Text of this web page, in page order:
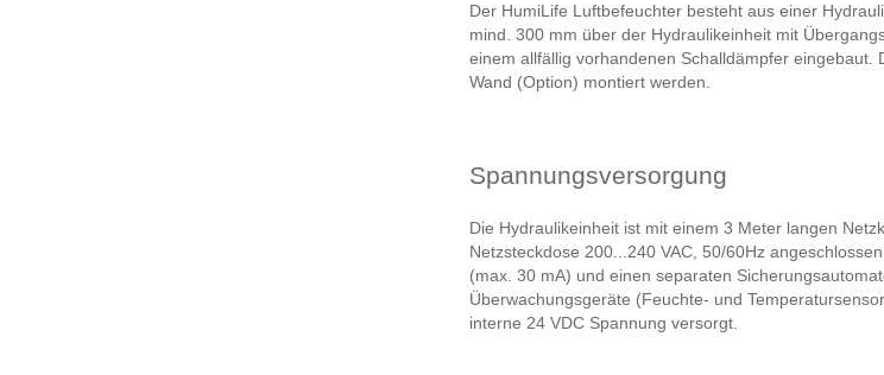
Der HumiLife Luftbefeuchter besteht aus einer
mind. 300 mm über der Hydraulikeinheit mit
einem allfällig vorhandenen Schalldämpfer
Wand (Option) montiert werden.
Spannungsversorgung
Die Hydraulikeinheit ist mit einem 3 Meter langen
Netzsteckdose 200...240 VAC, 50/60Hz
(max. 30 mA) und einen separaten
Überwachungsgeräte (Feuchte- und
interne 24 VDC Spannung versorgt.